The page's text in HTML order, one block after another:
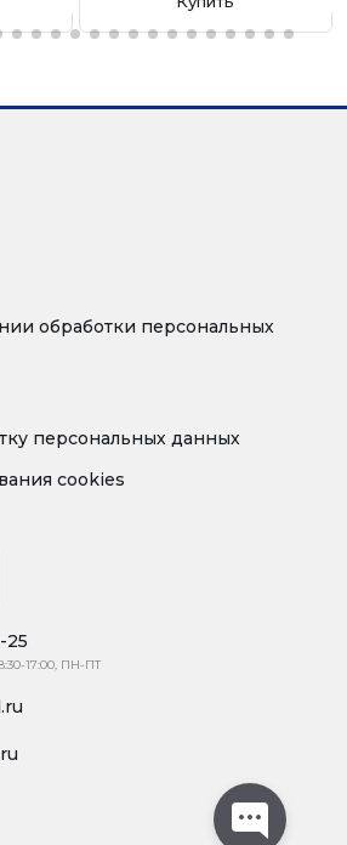
обработки персональных
персональных данных
cookies
25
17:00, ПН-ПТ